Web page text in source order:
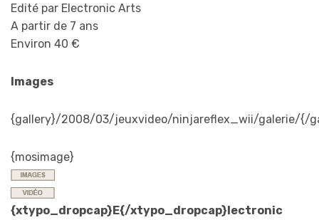
Edité par Electronic Arts
A partir de 7 ans
Environ 40 €
Images
{gallery}/2008/03/jeuxvideo/ninjareflex_wii/galerie/{/
{mosimage}
{xtypo_dropcap}E{/xtypo_dropcap}lectronic